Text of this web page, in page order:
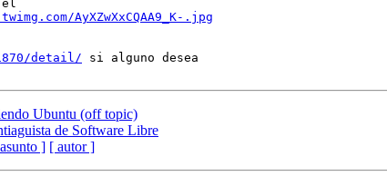
el
AyXZwXxCQAA9_K-.jpg
detail/ si alguno desea
Ubuntu (off topic)
de Software Libre
] [ autor ]